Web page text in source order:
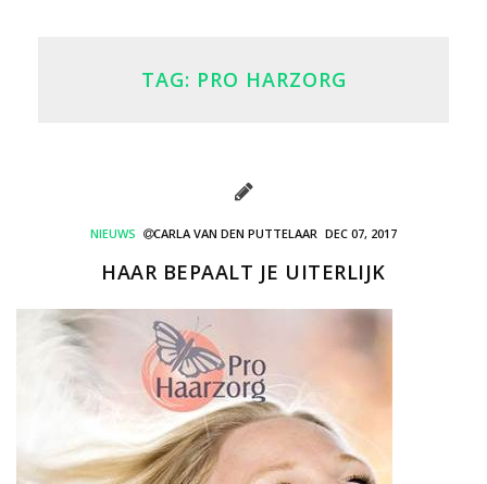
TAG: PRO HARZORG
NIEUWS CARLA VAN DEN PUTTELAAR DEC 07, 2017
HAAR BEPAALT JE UITERLIJK